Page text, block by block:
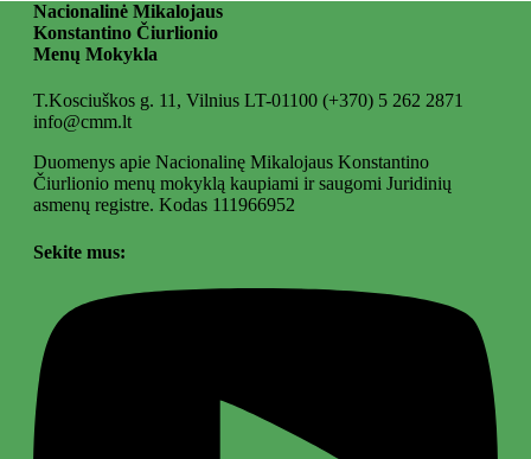
Nacionalinė Mikalojaus
Konstantino Čiurlionio
Menų Mokykla
T.Kosciuškos g. 11, Vilnius LT-01100 (+370) 5 262 2871
info@cmm.lt
Duomenys apie Nacionalinę Mikalojaus Konstantino
Čiurlionio menų mokyklą kaupiami ir saugomi Juridinių
asmenų registre. Kodas 111966952
Sekite mus: